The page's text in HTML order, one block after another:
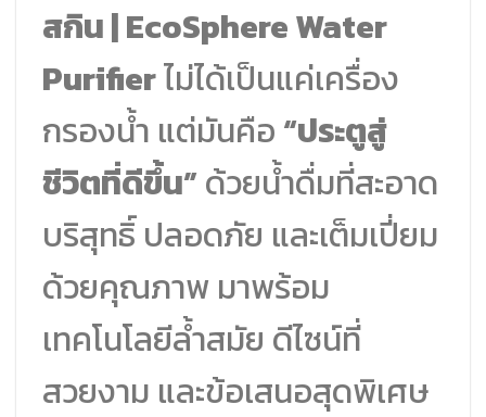
สกิน | EcoSphere Water
Purifierไม่ได้เป็นแค่เครื่อง
กรองน้ำ แต่มันคือ “ประตูสู่
ชีวิตที่ดีขึ้น”ด้วยน้ำดื่มที่สะอาด
บริสุทธิ์ ปลอดภัย และเต็มเปี่ยม
ด้วยคุณภาพ มาพร้อม
เทคโนโลยีล้ำสมัย ดีไซน์ที่
สวยงาม และข้อเสนอสุดพิเศษ